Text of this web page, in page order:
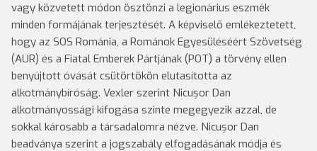
vagy közvetett módon ösztönzi a legionárius eszmék
minden formájának terjesztését. A képviselő emlékeztetett,
hogy az SOS Románia, a Románok Egyesüléséért Szövetség
(AUR) és a Fiatal Emberek Pártjának (POT) a törvény ellen
benyújtott óvását csütörtökön elutasította az
alkotmánybíróság. Vexler szerint Nicușor Dan
alkotmányossági kifogása szinte megegyezik azzal, de
sokkal károsabb a társadalomra nézve. Nicușor Dan
beadványa szerint a jogszabály elfogadásának módja és